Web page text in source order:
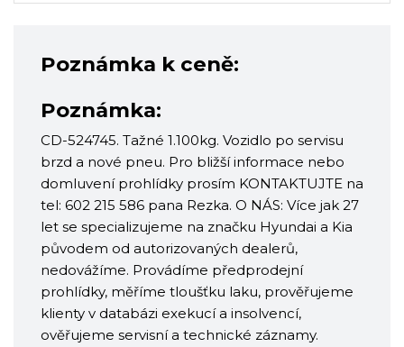
Poznámka k ceně:
Poznámka:
CD-524745. Tažné 1.100kg. Vozidlo po servisu
brzd a nové pneu. Pro bližší informace nebo
domluvení prohlídky prosím KONTAKTUJTE na
tel: 602 215 586 pana Rezka. O NÁS: Více jak 27
let se specializujeme na značku Hyundai a Kia
původem od autorizovaných dealerů,
nedovážíme. Provádíme předprodejní
prohlídky, měříme tloušťku laku, prověřujeme
klienty v databázi exekucí a insolvencí,
ověřujeme servisní a technické záznamy.